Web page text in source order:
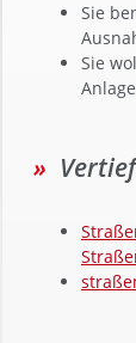
Sie
Sie